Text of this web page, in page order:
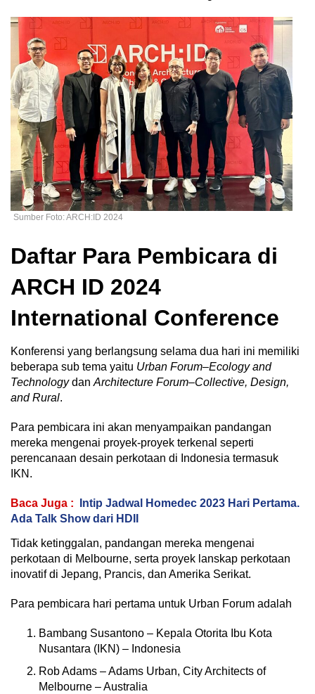
Sumber Foto: ARCH:ID 2024
Daftar Para Pembicara di
ARCH ID 2024
International Conference
Konferensi yang berlangsung selama dua hari ini memiliki
beberapa sub tema yaitu Urban Forum–Ecology and
Technologydan Architecture Forum–Collective, Design,
and Rural.
Para pembicara ini akan menyampaikan pandangan
mereka mengenai proyek-proyek terkenal seperti
perencanaan desain perkotaan di Indonesia termasuk
IKN.
Baca Juga :
Intip Jadwal Homedec 2023 Hari Pertama.
Ada Talk Show dari HDII
Tidak ketinggalan, pandangan mereka mengenai
perkotaan di Melbourne, serta proyek lanskap perkotaan
inovatif di Jepang, Prancis, dan Amerika Serikat.
Para pembicara hari pertama untuk Urban Forum adalah
Bambang Susantono – Kepala Otorita Ibu Kota
Nusantara (IKN) – Indonesia
Rob Adams – Adams Urban, City Architects of
Melbourne – Australia